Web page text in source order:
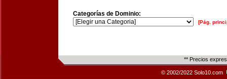
Categorías de Dominio:
[Pág.
** Precios
© 2002/2022 Solo10.com